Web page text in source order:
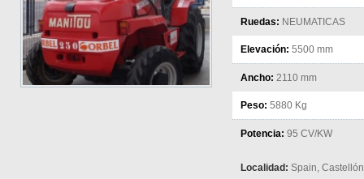
Ruedas: NEUMATICAS
Elevación: 5500 mm
Ancho: 2110 mm
Peso: 5880 Kg
Potencia: 95 CV/KW
Localidad: Spain, Castellón